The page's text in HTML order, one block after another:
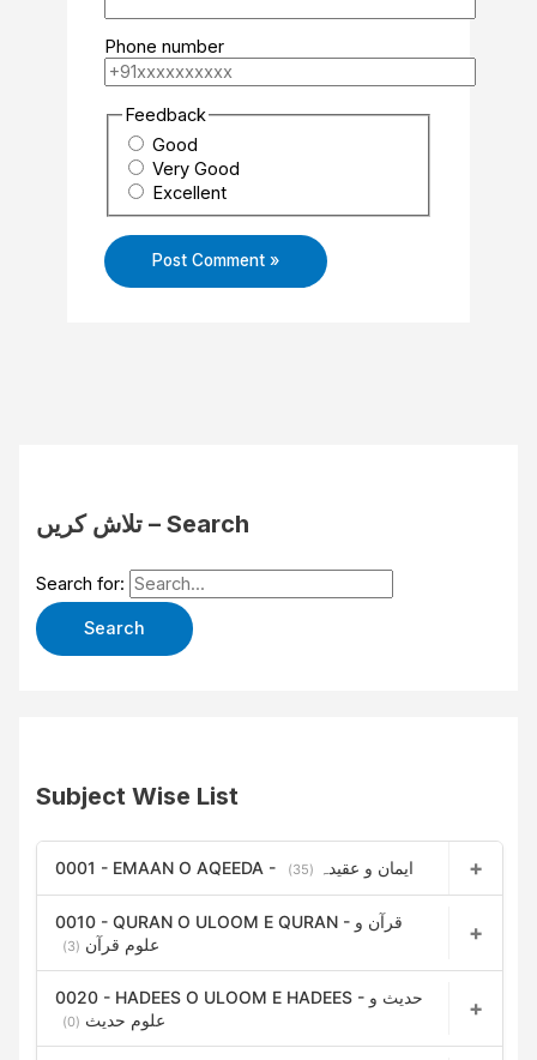
Phone number
Feedback
Good
Very Good
Excellent
تلاش کریں – Search
Search for:
Subject Wise List
0001 - EMAAN O AQEEDA - ایمان و عقیدہ (35)
0010 - QURAN O ULOOM E QURAN - قرآن و
علوم قرآن (3)
0020 - HADEES O ULOOM E HADEES - حدیث و
علوم حدیث (0)